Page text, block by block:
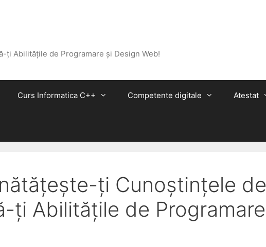
Abilitățile de Programare și Design Web!
Curs Informatica C++ Competente digitale Atestat
ți Cunoștințele de
ți Abilitățile de Programare